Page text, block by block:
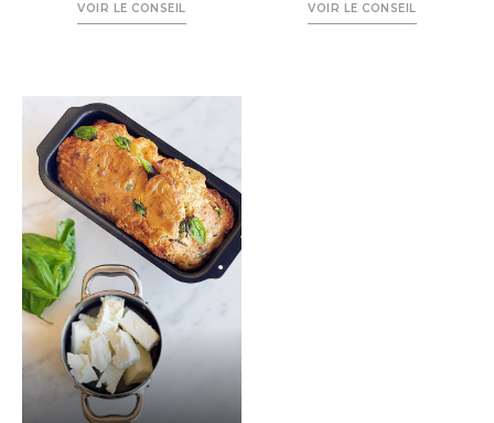
VOIR LE CONSEIL VOIR LE CONSEIL